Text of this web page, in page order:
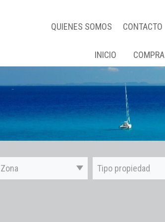
QUIENES SOMOS CONTACTO
INICIO COMPRA
Zona Tipo propiedad